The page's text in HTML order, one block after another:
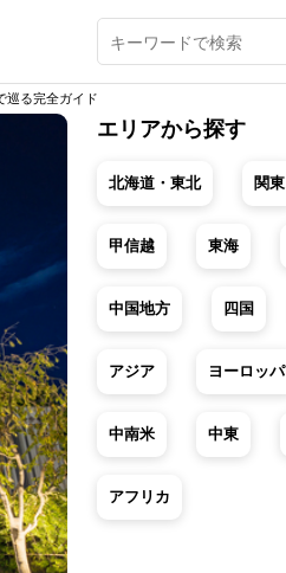
る完全ガイド
エリアから探す
北海道・東北 関東
甲信越 東海
中国地方 四国
アジア ヨーロッパ
中南米 中東
アフリカ